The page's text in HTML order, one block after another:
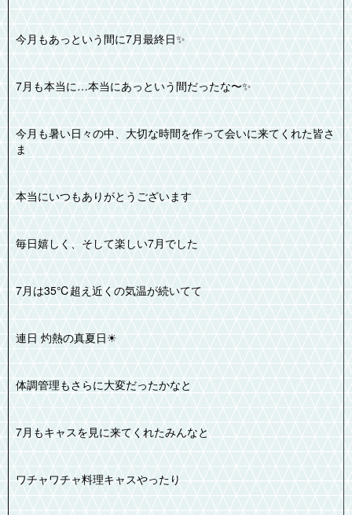
今月もあっという間に7月最終日✨️
7月も本当に…本当にあっという間だったな〜✨️
今月も暑い日々の中、大切な時間を作って会いに来てくれた皆さ
ま
本当にいつもありがとうございます
毎日嬉しく、そして楽しい7月でした
7月は35℃超え近くの気温が続いてて
連日 灼熱の真夏日☀
体調管理もさらに大変だったかなと
7月もキャスを見に来てくれたみんなと
ワチャワチャ料理キャスやったり